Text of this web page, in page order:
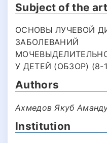
Subject of the
ОСНОВЫ ЛУЧЕВОЙ
ЗАБОЛЕВАНИЙ
У ДЕТЕЙ (ОБЗОР) (8-
Authors
Ахмедов Якуб
Institution